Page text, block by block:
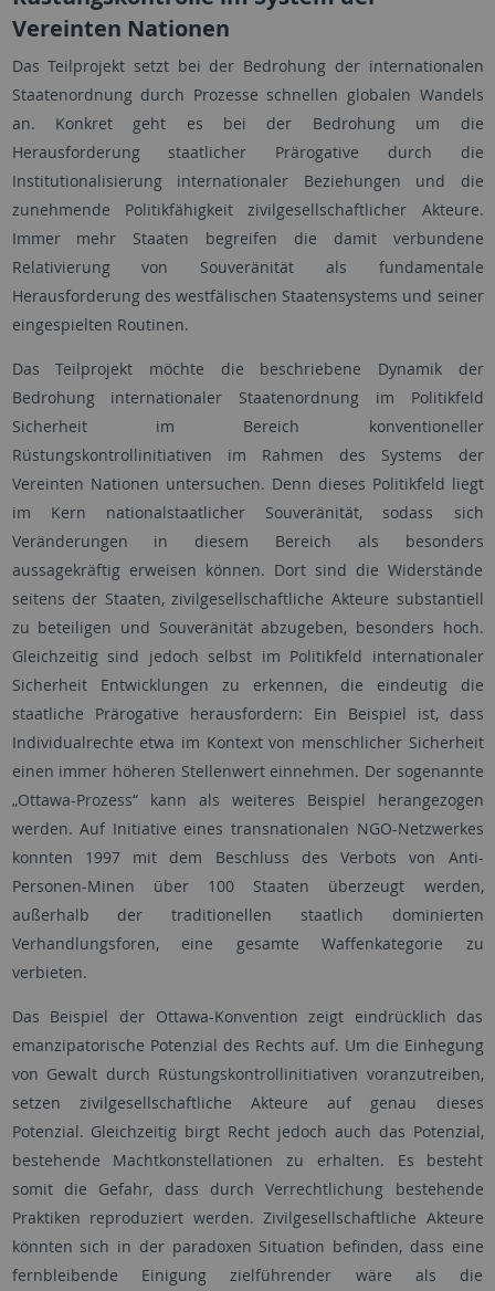
Vereinten Nationen
Das Teilprojekt setzt bei der Bedrohung der internationalen
Staatenordnung durch Prozesse schnellen globalen Wandels
an. Konkret geht es bei der Bedrohung um die
Herausforderung staatlicher Prärogative durch die
Institutionalisierung internationaler Beziehungen und die
zunehmende Politikfähigkeit zivilgesellschaftlicher Akteure.
Immer mehr Staaten begreifen die damit verbundene
Relativierung von Souveränität als fundamentale
Herausforderung des westfälischen Staatensystems und seiner
eingespielten Routinen.
Das Teilprojekt möchte die beschriebene Dynamik der
Bedrohung internationaler Staatenordnung im Politikfeld
Sicherheit im Bereich konventioneller
Rüstungskontrollinitiativen im Rahmen des Systems der
Vereinten Nationen untersuchen. Denn dieses Politikfeld liegt
im Kern nationalstaatlicher Souveränität, sodass sich
Veränderungen in diesem Bereich als besonders
aussagekräftig erweisen können. Dort sind die Widerstände
seitens der Staaten, zivilgesellschaftliche Akteure substantiell
zu beteiligen und Souveränität abzugeben, besonders hoch.
Gleichzeitig sind jedoch selbst im Politikfeld internationaler
Sicherheit Entwicklungen zu erkennen, die eindeutig die
staatliche Prärogative herausfordern: Ein Beispiel ist, dass
Individualrechte etwa im Kontext von menschlicher Sicherheit
einen immer höheren Stellenwert einnehmen. Der sogenannte
„Ottawa-Prozess“ kann als weiteres Beispiel herangezogen
werden. Auf Initiative eines transnationalen NGO-Netzwerkes
konnten 1997 mit dem Beschluss des Verbots von Anti-
Personen-Minen über 100 Staaten überzeugt werden,
außerhalb der traditionellen staatlich dominierten
Verhandlungsforen, eine gesamte Waffenkategorie zu
verbieten.
Das Beispiel der Ottawa-Konvention zeigt eindrücklich das
emanzipatorische Potenzial des Rechts auf. Um die Einhegung
von Gewalt durch Rüstungskontrollinitiativen voranzutreiben,
setzen zivilgesellschaftliche Akteure auf genau dieses
Potenzial. Gleichzeitig birgt Recht jedoch auch das Potenzial,
bestehende Machtkonstellationen zu erhalten. Es besteht
somit die Gefahr, dass durch Verrechtlichung bestehende
Praktiken reproduziert werden. Zivilgesellschaftliche Akteure
könnten sich in der paradoxen Situation befinden, dass eine
fernbleibende Einigung zielführender wäre als die